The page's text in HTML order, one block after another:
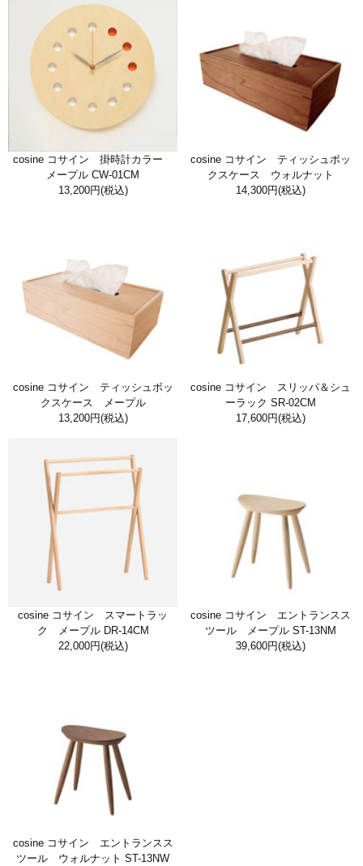
cosine コサイン 掛時計カラー
メープル CW-01CM
13,200円(税込)
cosine コサイン ティッシュボッ
クスケース ウォルナット
14,300円(税込)
cosine コサイン ティッシュボッ
クスケース メープル
13,200円(税込)
cosine コサイン スリッパ＆シュ
ーラック SR-02CM
17,600円(税込)
cosine コサイン スマートラッ
ク メープル DR-14CM
22,000円(税込)
cosine コサイン エントランスス
ツール メープル ST-13NM
39,600円(税込)
cosine コサイン エントランスス
ツール ウォルナット ST-13NW